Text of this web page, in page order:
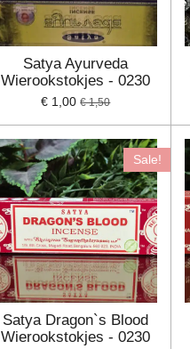
Satya Ayurveda
Wierookstokjes - 0230
€ 1,00 € 1,50
Sale!
Satya Dragon`s Blood
Wierookstokjes - 0230